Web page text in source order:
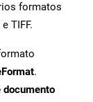
formatos
TIFF.
.
documento